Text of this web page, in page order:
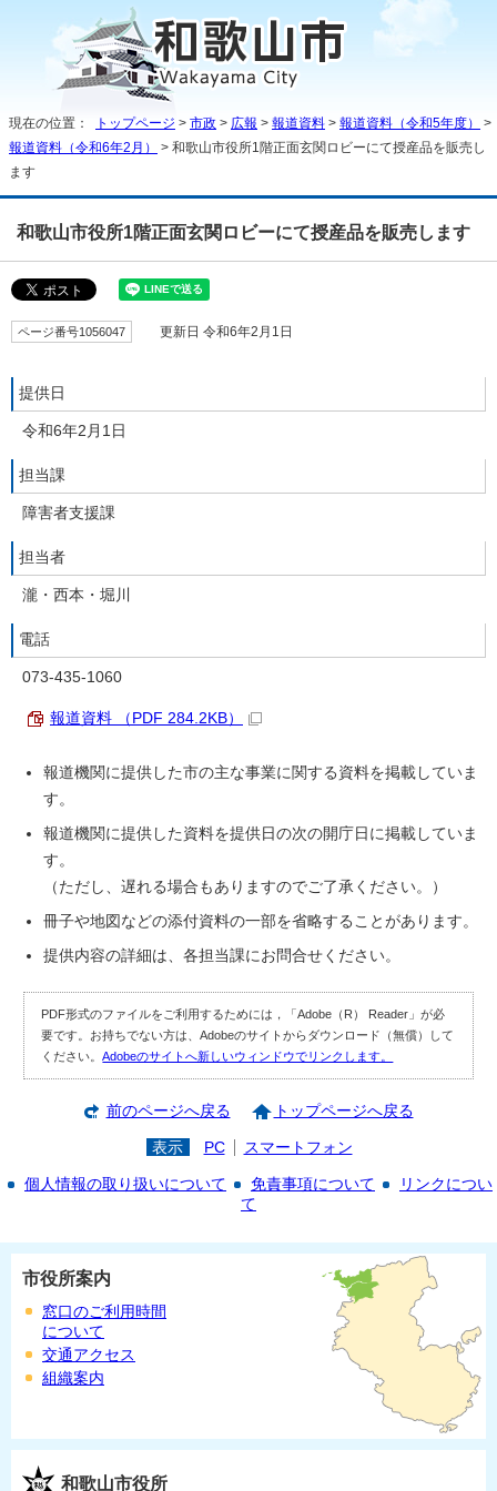
現在の位置： トップページ > 市政 > 広報 > 報道資料 > 報道資料（令和5年度）
>
報道資料（令和6年2月）
> 和歌山市役所1階正面玄関ロビーにて授産品を販売し
ます
和歌山市役所1階正面玄関ロビーにて授産品を販売します
ページ番号1056047 更新日 令和6年2月1日
提供日
令和6年2月1日
担当課
障害者支援課
担当者
瀧・西本・堀川
電話
073-435-1060
報道資料 （PDF 284.2KB）
報道機関に提供した市の主な事業に関する資料を掲載していま
す。
報道機関に提供した資料を提供日の次の開庁日に掲載していま
す。
（ただし、遅れる場合もありますのでご了承ください。）
冊子や地図などの添付資料の一部を省略することがあります。
提供内容の詳細は、各担当課にお問合せください。
PDF形式のファイルをご利用するためには，「Adobe（R） Reader」が必
要です。お持ちでない方は、Adobeのサイトからダウンロード（無償）して
ください。Adobeのサイトへ新しいウィンドウでリンクします。
前のページへ戻る トップページへ戻る
表示 PC スマートフォン
個人情報の取り扱いについて 免責事項について
リンクについ
て
市役所案内
窓口のご利用時間
について
交通アクセス
組織案内
和歌山市役所